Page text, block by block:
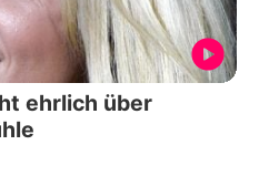
ehrlich über